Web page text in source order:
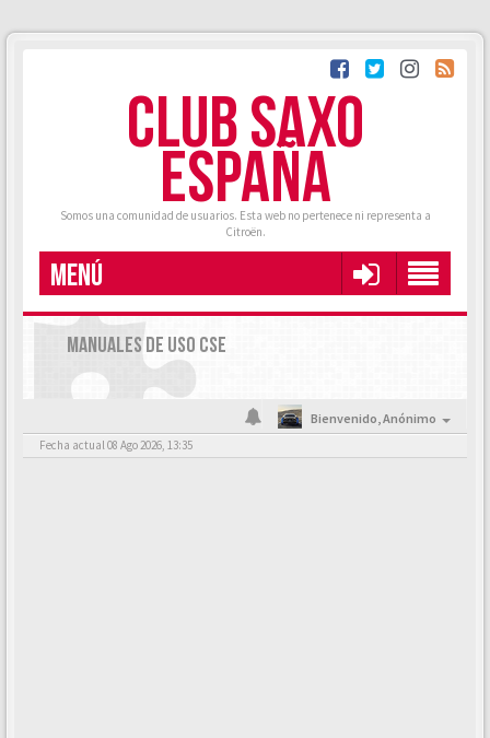
CLUB SAXO
ESPAÑA
Somos una comunidad de usuarios. Esta web no pertenece ni representa a
Citroën.
MENÚ
MANUALES DE USO CSE
Bienvenido,Anónimo
Fecha actual 08 Ago 2026, 13:35